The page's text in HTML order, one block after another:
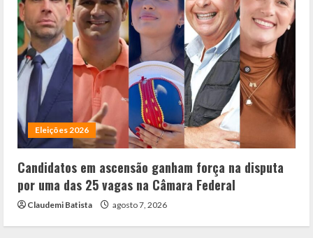
Eleições 2026
Candidatos em ascensão ganham força na disputa
por uma das 25 vagas na Câmara Federal
Claudemi Batista agosto 7, 2026